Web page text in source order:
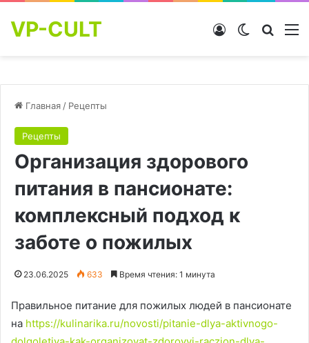
VP-CULT Switch skin
Войти
Главная / Рецепты
Рецепты
Организация здорового
питания в пансионате:
комплексный подход к
заботе о пожилых
23.06.2025 633 Время чтения: 1 минута
Правильное питание для пожилых людей в пансионате
на https://kulinarika.ru/novosti/pitanie-dlya-aktivnogo-